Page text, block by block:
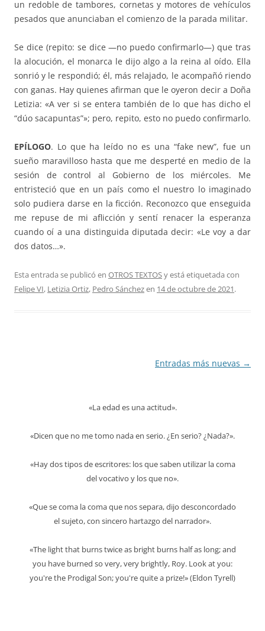
un redoble de tambores, cornetas y motores de vehículos
pesados que anunciaban el comienzo de la parada militar.
Se dice (repito: se dice —no puedo confirmarlo—) que tras
la alocución, el monarca le dijo algo a la reina al oído. Ella
sonrió y le respondió; él, más relajado, le acompañó riendo
con ganas. Hay quienes afirman que le oyeron decir a Doña
Letizia: «A ver si se entera también de lo que has dicho el
“dúo sacapuntas”»; pero, repito, esto no puedo confirmarlo.
EPÍLOGO. Lo que ha leído no es una “fake new”, fue un
sueño maravilloso hasta que me desperté en medio de la
sesión de control al Gobierno de los miércoles. Me
entristeció que en un país como el nuestro lo imaginado
solo pudiera darse en la ficción. Reconozco que enseguida
me repuse de mi aflicción y sentí renacer la esperanza
cuando oí a una distinguida diputada decir: «Le voy a dar
dos datos…».
Esta entrada se publicó en OTROS TEXTOSy está etiquetada con
Felipe VI, Letizia Ortiz, Pedro Sánchezen 14 de octubre de 2021.
Entradas más nuevas →
«La edad es una actitud».
«Dicen que no me tomo nada en serio. ¿En serio? ¿Nada?».
«Hay dos tipos de escritores: los que saben utilizar la coma
del vocativo y los que no».
«Que se coma la coma que nos separa, dijo desconcordado
el sujeto, con sincero hartazgo del narrador».
«The light that burns twice as bright burns half as long; and
you have burned so very, very brightly, Roy. Look at you:
you're the Prodigal Son; you're quite a prize!» (Eldon Tyrell)